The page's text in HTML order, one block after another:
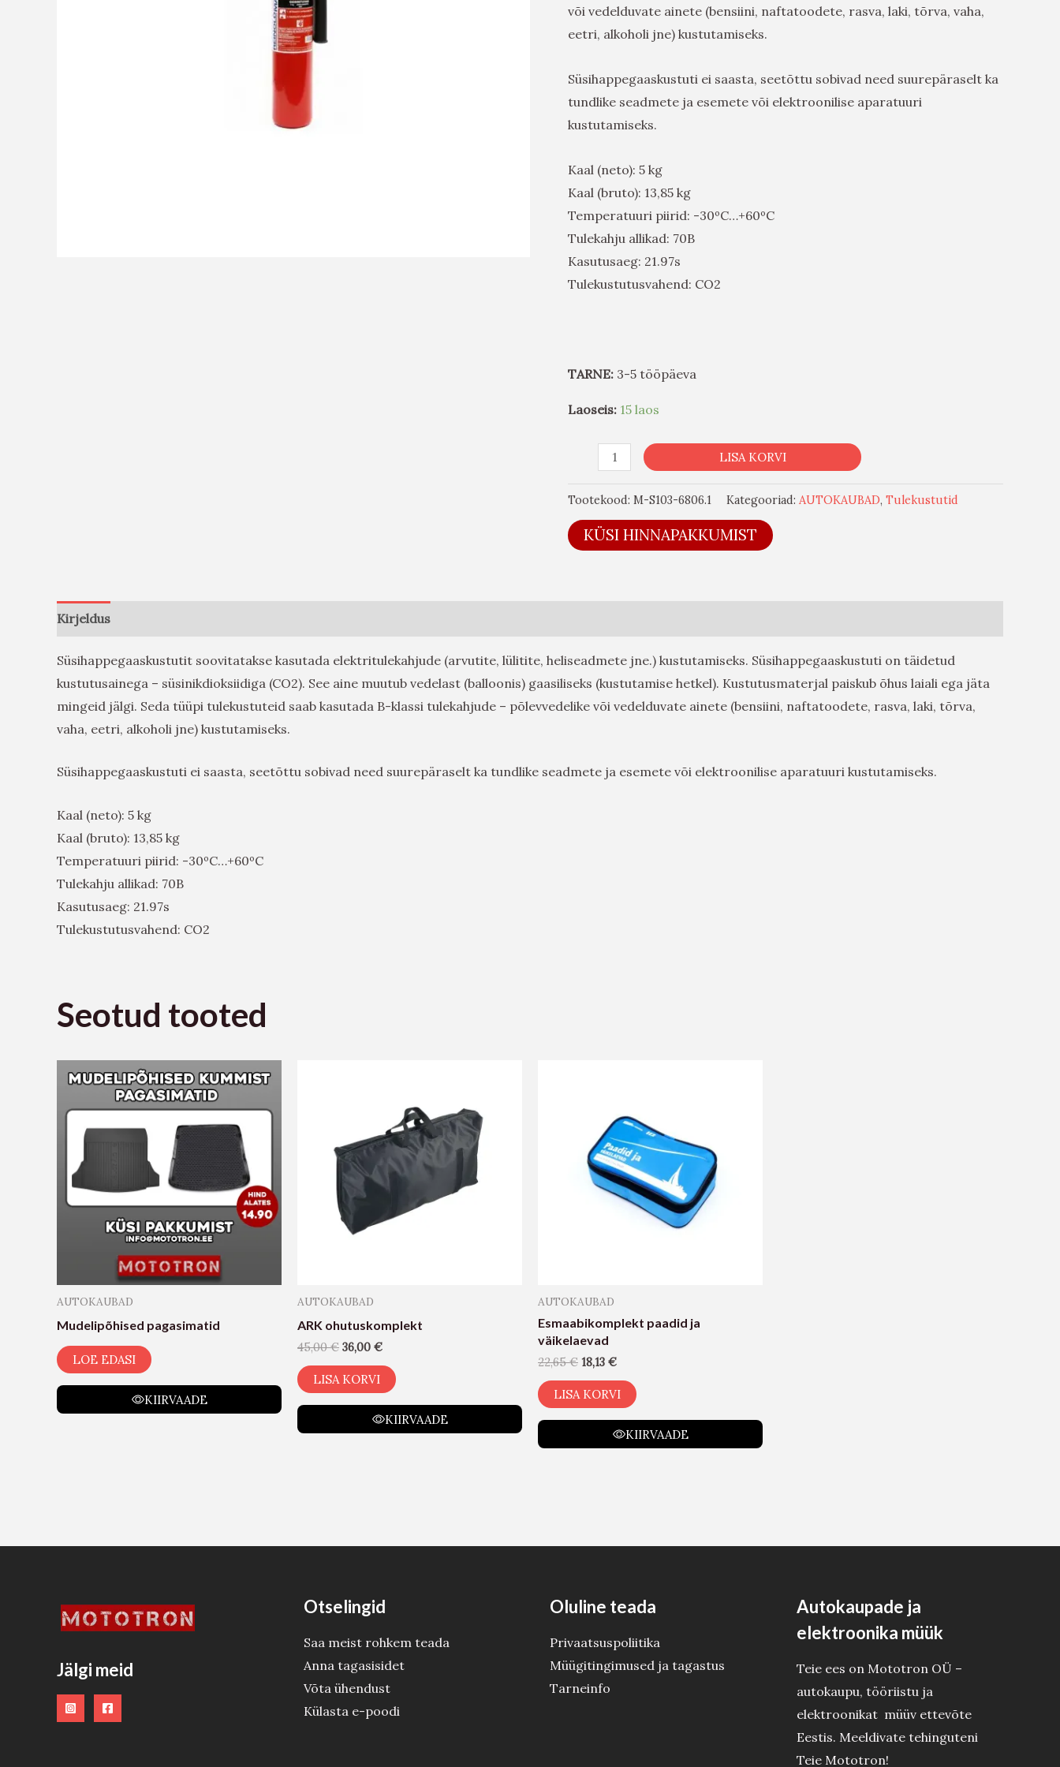
või vedelduvate ainete (bensiini, naftatoodete, rasva, laki, tõrva, vaha,
eetri, alkoholi jne) kustutamiseks.
Süsihappegaaskustuti ei saasta, seetõttu sobivad need suurepäraselt ka
tundlike seadmete ja esemete või elektroonilise aparatuuri
kustutamiseks.
Kaal (neto): 5 kg
Kaal (bruto): 13,85 kg
Temperatuuri piirid: -30ºC…+60ºC
Tulekahju allikad: 70B
Kasutusaeg: 21.97s
Tulekustutusvahend: CO2
TARNE: 3-5 tööpäeva
Laoseis: 15 laos
LISA KORVI
Tootekood: M-S103-6806.1 Kategooriad: AUTOKAUBAD, Tulekustutid
KÜSI HINNAPAKKUMIST
Kirjeldus
Süsihappegaaskustutit soovitatakse kasutada elektritulekahjude (arvutite, lülitite, heliseadmete jne.) kustutamiseks. Süsihappegaaskustuti on täidetud
kustutusainega – süsinikdioksiidiga (CO2). See aine muutub vedelast (balloonis) gaasiliseks (kustutamise hetkel). Kustutusmaterjal paiskub õhus laiali ega jäta
mingeid jälgi. Seda tüüpi tulekustuteid saab kasutada B-klassi tulekahjude – põlevvedelike või vedelduvate ainete (bensiini, naftatoodete, rasva, laki, tõrva,
vaha, eetri, alkoholi jne) kustutamiseks.
Süsihappegaaskustuti ei saasta, seetõttu sobivad need suurepäraselt ka tundlike seadmete ja esemete või elektroonilise aparatuuri kustutamiseks.
Kaal (neto): 5 kg
Kaal (bruto): 13,85 kg
Temperatuuri piirid: -30ºC…+60ºC
Tulekahju allikad: 70B
Kasutusaeg: 21.97s
Tulekustutusvahend: CO2
Seotud tooted
AUTOKAUBAD
Mudelipõhised pagasimatid
LOE EDASI
KIIRVAADE
AUTOKAUBAD
ARK ohutuskomplekt
45,00€ 36,00 €
LISA KORVI
KIIRVAADE
AUTOKAUBAD
Esmaabikomplekt paadid ja
väikelaevad
22,65€ 18,13 €
LISA KORVI
KIIRVAADE
Jälgi meid
Otselingid
Saa meist rohkem teada
Anna tagasisidet
Võta ühendust
Külasta e-poodi
Oluline teada
Privaatsuspoliitika
Müügitingimused ja tagastus
Tarneinfo
Autokaupade ja
elektroonika müük
Teie ees on Mototron OÜ –
autokaupu, tööriistu ja
elektroonikat müüv ettevõte
Eestis. Meeldivate tehinguteni
Teie Mototron!